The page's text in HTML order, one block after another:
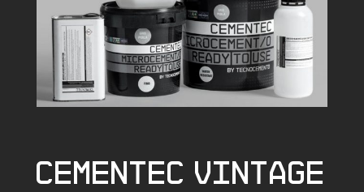
Cementec Vintage